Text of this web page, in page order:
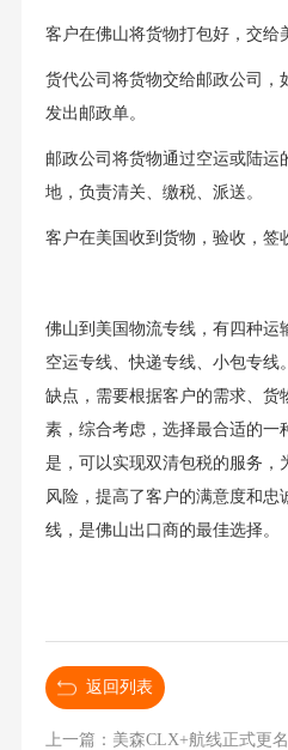
客户在佛山将货物打包好，交给
货代公司将货物交给邮政公司，
发出邮政单。
邮政公司将货物通过空运或陆运
地，负责清关、缴税、派送。
客户在美国收到货物，验收，签
佛山到美国物流专线，有四种运
空运专线、快递专线、小包专线
缺点，需要根据客户的需求、货
素，综合考虑，选择最合适的一
是，可以实现双清包税的服务，
风险，提高了客户的满意度和忠
线，是佛山出口商的最佳选择。
返回列表